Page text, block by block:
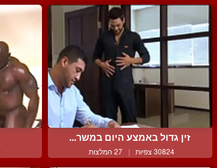
זין גדול באמצע היום במשר...
30824 צפיות | 27 המלצות